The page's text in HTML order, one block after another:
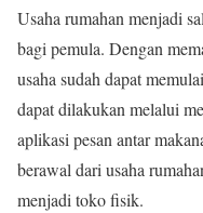
Usaha rumahan menjadi
bagi pemula. Dengan
usaha sudah dapat
dapat dilakukan melalui
aplikasi pesan antar
berawal dari usaha
menjadi toko fisik.